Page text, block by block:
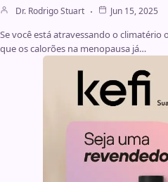
Dr. Rodrigo Stuart Jun 15, 2025
Se você está atravessando o climatério
que os calorões na menopausa já…